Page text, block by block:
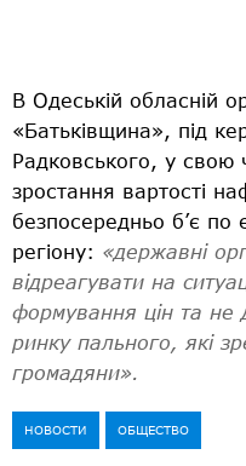
В Одеській обласній
«Батьківщина», під
Радковського, у свою
зростання вартості
безпосередньо б’є по
регіону: «державні
відреагувати на
формування цін та не
ринку пального, які
громадяни».
НОВОСТИ ОБЩЕСТВО